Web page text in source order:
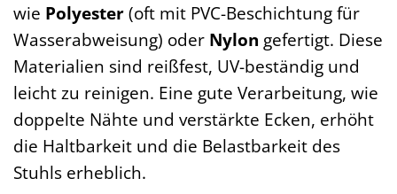
wie Polyester(oft mit PVC-Beschichtung für
Wasserabweisung) oder Nylon gefertigt. Diese
Materialien sind reißfest, UV-beständig und
leicht zu reinigen. Eine gute Verarbeitung, wie
doppelte Nähte und verstärkte Ecken, erhöht
die Haltbarkeit und die Belastbarkeit des
Stuhls erheblich.